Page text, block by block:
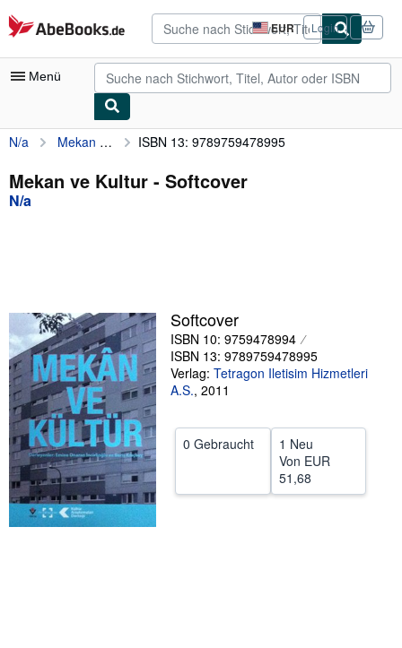
Zum Hauptinhalt
AbeBooks.de EUR
Seite
der
Einkaufseinstellungen.
Login
Menü
Nutzerkonto
Meine Bestellungen
Detailsuche
Verkäufer
Verkäufer werden
Hilfe
SCHLIESSEN
N/a Mekan ve Kultur ISBN 13: 9789759478995
Mekan ve Kultur - Softcover
N/a
Softcover
ISBN 10: 9759478994
ISBN 13: 9789759478995
Verlag: Tetragon Iletisim Hizmetleri
A.S., 2011
0 Gebraucht
1 Neu
Von EUR
51,68